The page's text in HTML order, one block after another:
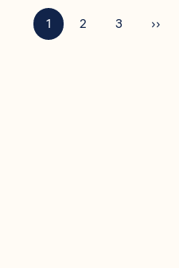
Tämänhetkinen sivu
1 Sivu
2 Sivu
3 ››